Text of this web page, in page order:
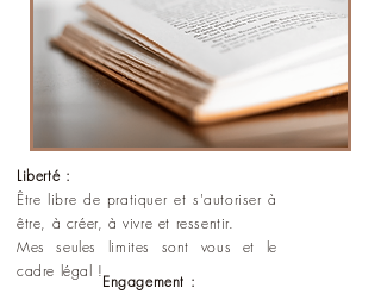
Liberté :
Être libre de pratiquer et s'autoriser à
être, à créer, à vivre et ressentir.
Mes seules limites sont vous et le
cadre légal !
Engagement :